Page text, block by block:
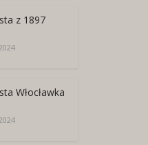
z 1897
Włocławka